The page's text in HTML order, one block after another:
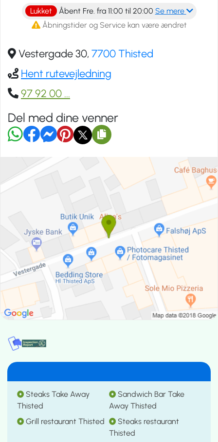
Lukket Åbent Fre. fra 11:00 til 20:00 Se mere
Åbningstider og Service kan være ændret
Vestergade 30, 7700 Thisted
Hent rutevejledning
97 92 00 ...
Del med dine venner
Steaks Take Away
Thisted
Sandwich Bar Take
Away Thisted
Grill restaurant Thisted
Steaks restaurant
Thisted